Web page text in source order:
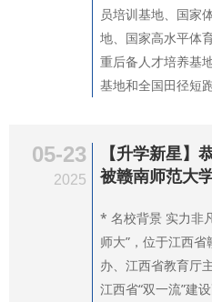
员培训基地、国家
地、国家高水平体
重后备人才培养基
基地和全国田径短
05-23
2025
【升学新星】
被赣南师范大
* 名校背景 实力非
师大”，位于江西
办、江西省教育厅
江西省“双一流”建